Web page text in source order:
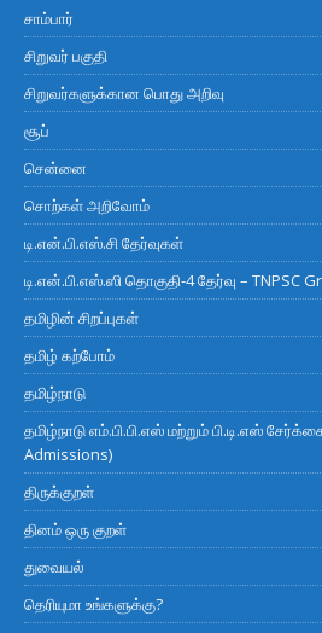
சாம்பார்
சிறுவர் பகுதி
சிறுவர்களுக்கான பொது அறிவு
சூப்
சென்னை
சொற்கள் அறிவோம்
டி.என்.பி.எஸ்.சி தேர்வுகள்
டி.என்.பி.எஸ்.ஸி தொகுதி-4 தேர்வு – TNPSC
தமிழின் சிறப்புகள்
தமிழ் கற்போம்
தமிழ்நாடு
தமிழ்நாடு எம்.பி.பி.எஸ் மற்றும் பி.டி.எஸ்
Admissions)
திருக்குறள்
தினம் ஒரு குறள்
துவையல்
தெரியுமா உங்களுக்கு?